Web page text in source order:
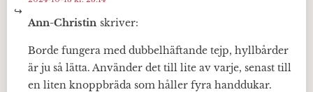
Ann-Christin skriver:
Borde fungera med dubbelhäftande tejp, hyllbårder
är ju så lätta. Använder det till lite av varje, senast till
en liten knoppbräda som håller fyra handdukar.